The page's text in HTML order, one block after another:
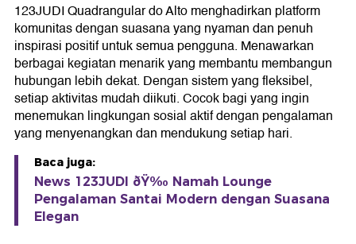
123JUDI Quadrangular do Alto menghadirkan platform
komunitas dengan suasana yang nyaman dan penuh
inspirasi positif untuk semua pengguna. Menawarkan
berbagai kegiatan menarik yang membantu membangun
hubungan lebih dekat. Dengan sistem yang fleksibel,
setiap aktivitas mudah diikuti. Cocok bagi yang ingin
menemukan lingkungan sosial aktif dengan pengalaman
yang menyenangkan dan mendukung setiap hari.
Baca juga:
News 123JUDI ðŸ‰ Namah Lounge
Pengalaman Santai Modern dengan Suasana
Elegan